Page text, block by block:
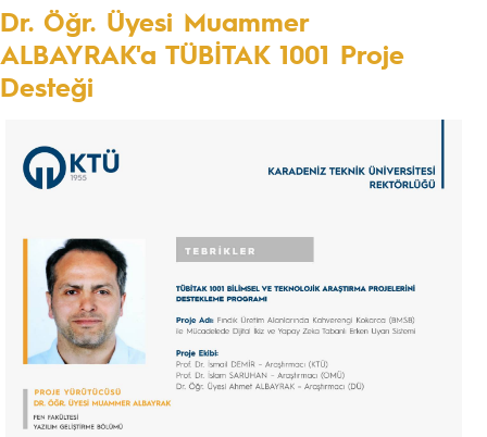
Dr. Öğr. Üyesi Muammer
ALBAYRAK'a TÜBİTAK 1001 Proje
Desteği